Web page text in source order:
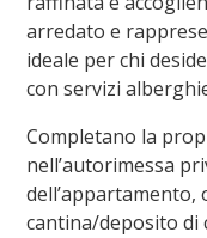
arredato e
ideale per chi
con servizi
Completano la
nell’autorimessa
dell’appartamento,
cantina/deposito di